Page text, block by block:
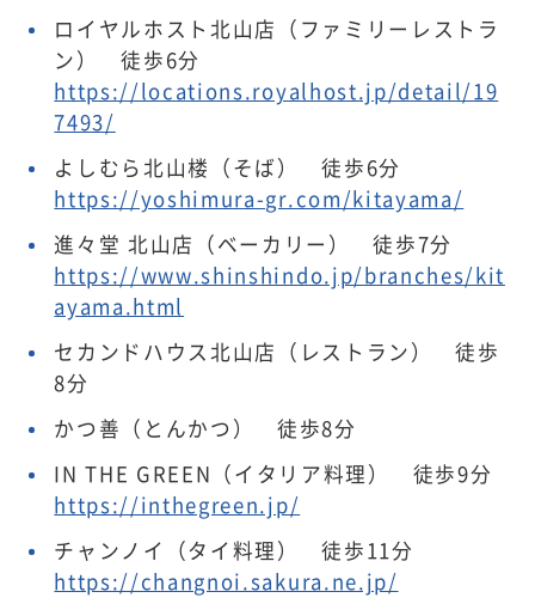
ロイヤルホスト北山店（ファミリーレストラ
ン） 徒歩6分
https://locations.royalhost.jp/detail/19
7493/
よしむら北山楼（そば） 徒歩6分
https://yoshimura-gr.com/kitayama/
進々堂 北山店（ベーカリー） 徒歩7分
https://www.shinshindo.jp/branches/kit
ayama.html
セカンドハウス北山店（レストラン） 徒歩
8分
かつ善（とんかつ） 徒歩8分
IN THE GREEN（イタリア料理） 徒歩9分
https://inthegreen.jp/
チャンノイ（タイ料理） 徒歩11分
https://changnoi.sakura.ne.jp/